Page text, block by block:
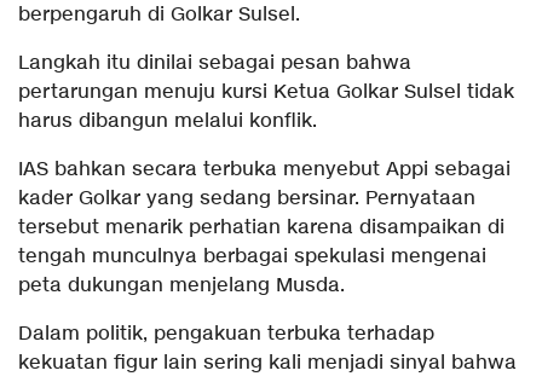
berpengaruh di Golkar Sulsel.
Langkah itu dinilai sebagai pesan bahwa
pertarungan menuju kursi Ketua Golkar Sulsel tidak
harus dibangun melalui konflik.
IAS bahkan secara terbuka menyebut Appi sebagai
kader Golkar yang sedang bersinar. Pernyataan
tersebut menarik perhatian karena disampaikan di
tengah munculnya berbagai spekulasi mengenai
peta dukungan menjelang Musda.
Dalam politik, pengakuan terbuka terhadap
kekuatan figur lain sering kali menjadi sinyal bahwa